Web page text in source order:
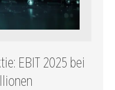
EBIT 2025 bei